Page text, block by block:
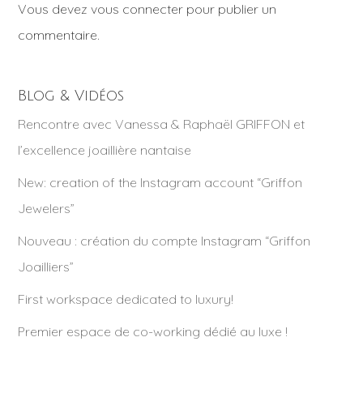
Vous devezvous connecter pour publier un
commentaire.
Blog & Vidéos
Rencontre avec Vanessa & Raphaël GRIFFON et
l’excellence joaillière nantaise
New: creation of the Instagram account “Griffon
Jewelers”
Nouveau : création du compte Instagram “Griffon
Joailliers”
First workspace dedicated to luxury!
Premier espace de co-working dédié au luxe !